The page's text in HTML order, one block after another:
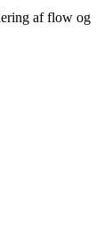
af flow og